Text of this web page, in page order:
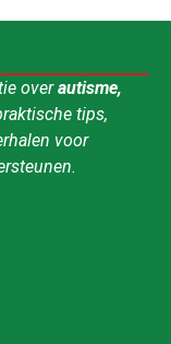
overautisme,
tips,
voor